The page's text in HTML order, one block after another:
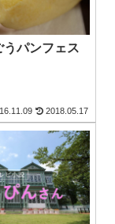
うパンフェス
2018.05.17